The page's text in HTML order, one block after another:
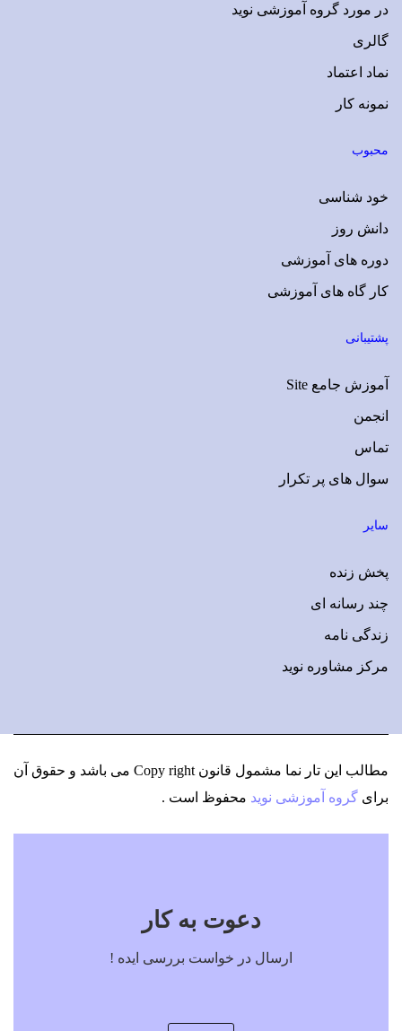
در مورد گروه آموزشی نوید
گالری
نماد اعتماد
نمونه کار
محبوب
خود شناسی
دانش روز
دوره های آموزشی
کار گاه های آموزشی
پشتیبانی
آموزش جامع Site
انجمن
تماس
سوال های پر تکرار
سایر
پخش زنده
چند رسانه ای
زندگی نامه
مرکز مشاوره نوید
مطالب این تار نما مشمول قانون Copy right می باشد
و حقوق آن
برای گروه آموزشی نوید محفوظ است .
دعوت به کار
ارسال در خواست بررسی ایده !